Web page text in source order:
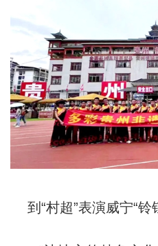
到“村超”表演威宁“